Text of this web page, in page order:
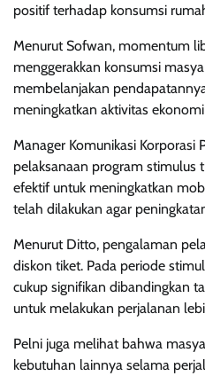
positif terhadap konsumsi
Menurut Sofwan, momentum
menggerakkan konsumsi
membelanjakan
meningkatkan aktivitas
Manager Komunikasi
pelaksanaan program stimulus
efektif untuk meningkatkan
telah dilakukan agar
Menurut Ditto, pengalaman
diskon tiket. Pada periode
cukup signifikan dibandingkan
untuk melakukan perjalanan
Pelni juga melihat bahwa
kebutuhan lainnya selama